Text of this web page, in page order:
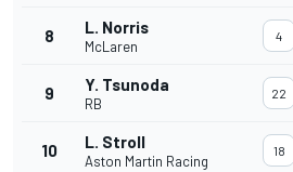
8 L. Norris
McLaren
4
9 Y. Tsunoda
RB
22
10 L. Stroll
Aston Martin Racing
18